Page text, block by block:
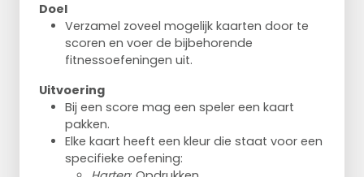
Doel
Verzamel zoveel mogelijk kaarten door te
scoren en voer de bijbehorende
fitnessoefeningen uit.
Uitvoering
Bij een score mag een speler een kaart
pakken.
Elke kaart heeft een kleur die staat voor een
specifieke oefening: